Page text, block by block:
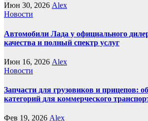
Июн 30, 2026 Alex
Новости
Автомобили Лада у официального
качества и полный спектр услуг
Июн 16, 2026 Alex
Новости
Запчасти для грузовиков и прицепов:
категорий для коммерческого
Фев 19, 2026 Alex